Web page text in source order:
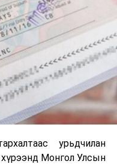
урьдчилан
хүрээнд Монгол Улсын